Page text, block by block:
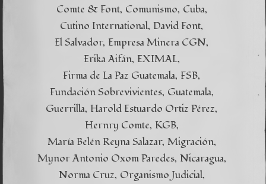
Comte & Font Comunismo Cuba
Cutino International David Font
El Salvador Empresa Minera CGN
Erika Aifán EXIMAL
Firma de La Paz Guatemala FSB
Fundación Sobrevivientes Guatemala
Guerrilla Harold Estuardo Ortiz Pérez
Hernry Comte KGB
María Belén Reyna Salazar Migración
Mynor Antonio Oxom Paredes Nicaragua
Norma Cruz Organismo Judicial